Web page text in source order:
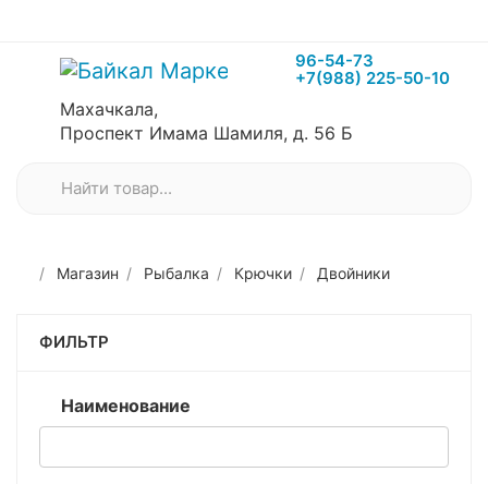
96-54-73
+7(988) 225-50-10
Махачкала,
Проспект Имама Шамиля, д. 56 Б
Магазин Рыбалка Крючки Двойники
ФИЛЬТР
Наименование